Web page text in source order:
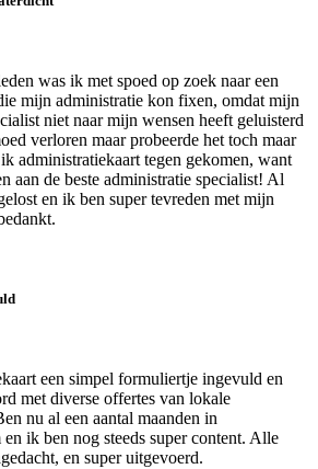
was ik met spoed op zoek naar een
mijn administratie kon fixen, omdat mijn
niet naar mijn wensen heeft geluisterd
verloren maar probeerde het toch maar
administratiekaart tegen gekomen, want
aan de beste administratie specialist! Al
en ik ben super tevreden met mijn
een simpel formuliertje ingevuld en
met diverse offertes van lokale
nu al een aantal maanden in
ik ben nog steeds super content. Alle
en super uitgevoerd.